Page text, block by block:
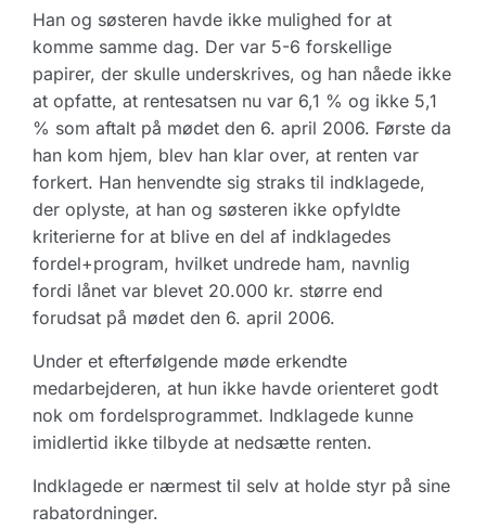
Han og søsteren havde ikke mulighed for at
komme samme dag. Der var 5-6 forskellige
papirer, der skulle underskrives, og han nåede ikke
at opfatte, at rentesatsen nu var 6,1 % og ikke 5,1
% som aftalt på mødet den 6. april 2006. Første da
han kom hjem, blev han klar over, at renten var
forkert. Han henvendte sig straks til indklagede,
der oplyste, at han og søsteren ikke opfyldte
kriterierne for at blive en del af indklagedes
fordel+program, hvilket undrede ham, navnlig
fordi lånet var blevet 20.000 kr. større end
forudsat på mødet den 6. april 2006.
Under et efterfølgende møde erkendte
medarbejderen, at hun ikke havde orienteret godt
nok om fordelsprogrammet. Indklagede kunne
imidlertid ikke tilbyde at nedsætte renten.
Indklagede er nærmest til selv at holde styr på sine
rabatordninger.